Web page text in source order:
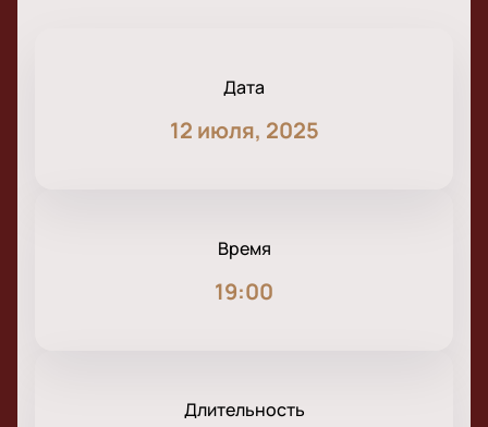
Дата
12 июля, 2025
Время
19:00
Длительность